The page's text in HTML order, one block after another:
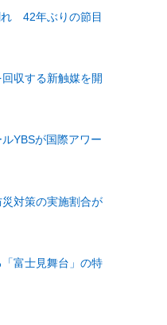
れ 42年ぶりの節目
収する新触媒を開
YBSが国際アワー
対策の実施割合が
富士見舞台」の特